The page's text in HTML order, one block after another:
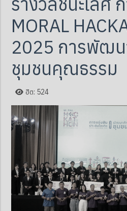
MORAL
2025 การพัฒ
ชุมชนคุณธรรม
ฮิต: 524